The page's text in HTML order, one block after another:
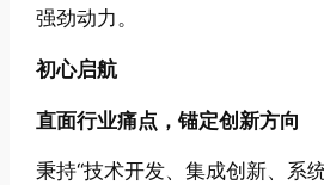
强劲动力。
初心启航
直面行业痛点，锚定创新方向
秉持“技术开发、集成创新、系